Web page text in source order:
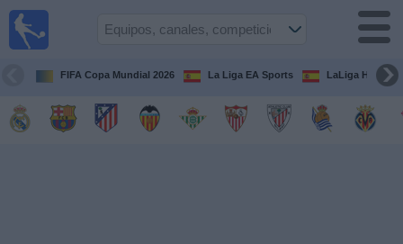
FIFA Copa Mundial 2026 La Liga EA Sports LaLiga
Guía de
Televisados